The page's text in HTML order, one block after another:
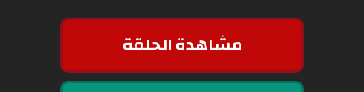
مشاهدة الحلقة